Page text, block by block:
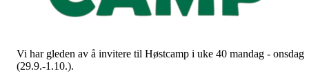
Vi har gleden av å invitere til Høstcamp i uke 40 mandag - onsdag
(29.9.-1.10.).